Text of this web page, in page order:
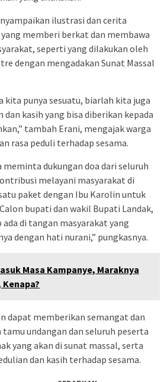
ilustrasi dan cerita
memberi berkat dan membawa
seperti yang dilakukan oleh
dengan mengadakan Sunat Massal
kita punya sesuatu, biarlah kita juga
kasih yang bisa diberikan kepada
tambah Erani, mengajak warga
rasa peduli terhadap sesama.
meminta dukungan doa dari seluruh
melayani masyarakat di
paket dengan Ibu Karolin untuk
bupati dan wakil Bupati Landak,
di tangan masyarakat yang
dengan hati nurani,” pungkasnya.
Masa Kampanye, Maraknya
dapat memberikan semangat dan
undangan dan seluruh peserta
yang akan di sunat massal, serta
dan kasih terhadap sesama.